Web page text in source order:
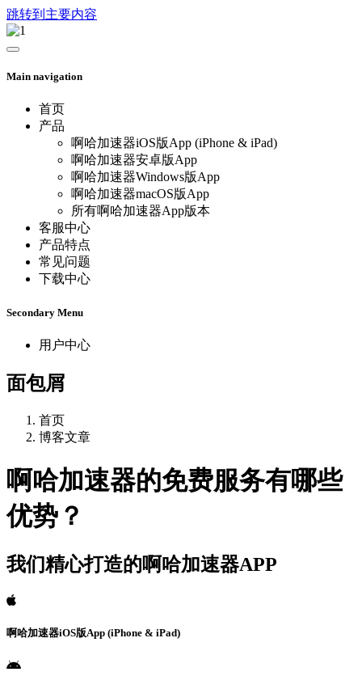
跳转到主要内容
Main navigation
首页
产品
啊哈加速器iOS版App (iPhone & iPad)
啊哈加速器安卓版App
啊哈加速器Windows版App
啊哈加速器macOS版App
所有啊哈加速器App版本
客服中心
产品特点
常见问题
下载中心
Secondary Menu
用户中心
面包屑
首页
博客文章
啊哈加速器的免费服务有哪些
优势？
我们精心打造的啊哈加速器APP
啊哈加速器iOS版App (iPhone & iPad)